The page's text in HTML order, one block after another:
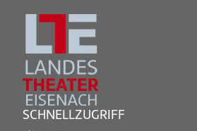
SCHNELLZUGRIFF